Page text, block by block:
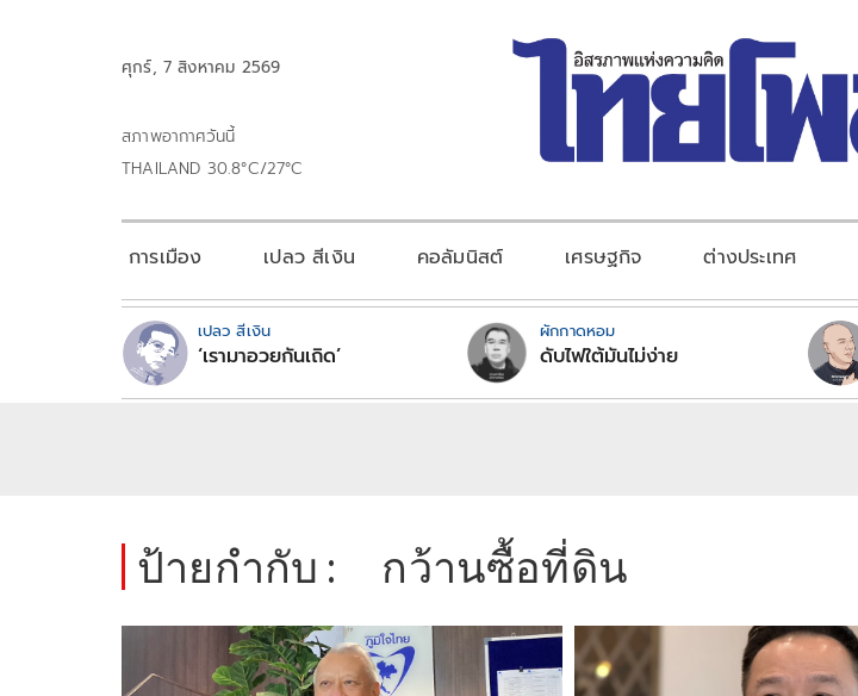
ศุกร์, 7 สิงหาคม 2569
สภาพอากาศวันนี้
THAILAND 30.8°C/27°C
การเมือง เปลว สีเงิน คอลัมนิสต์ เศรษฐกิจ ต่างประเทศ
เปลว สีเงิน
‘เรามาอวยกันเถิด’
ผักกาดหอม
ดับไฟใต้มันไม่ง่าย
ป้ายกำกับ : กว้านซื้อที่ดิน